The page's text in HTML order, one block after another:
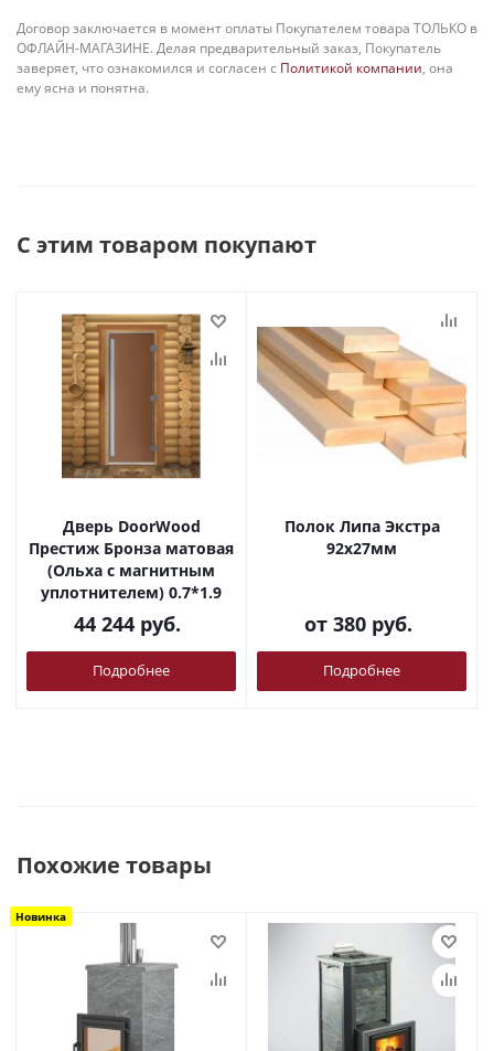
Договор заключается в момент оплаты Покупателем товара ТОЛЬКО в
ОФЛАЙН-МАГАЗИНЕ. Делая предварительный заказ, Покупатель
заверяет, что ознакомился и согласен с Политикой компании, она
ему ясна и понятна.
С этим товаром покупают
Дверь DoorWood
Престиж Бронза матовая
(Ольха с магнитным
уплотнителем) 0.7*1.9
44 244 руб.
Подробнее
Полок Липа Экстра
92х27мм
от 380 руб.
Подробнее
Похожие товары
Новинка